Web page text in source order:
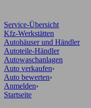
Service-Übersicht
Kfz-Werkstätten
Autohäuser und Händler
Autoteile-Händler
Autowaschanlagen
Auto verkaufen›
Auto bewerten›
Anmelden›
Startseite